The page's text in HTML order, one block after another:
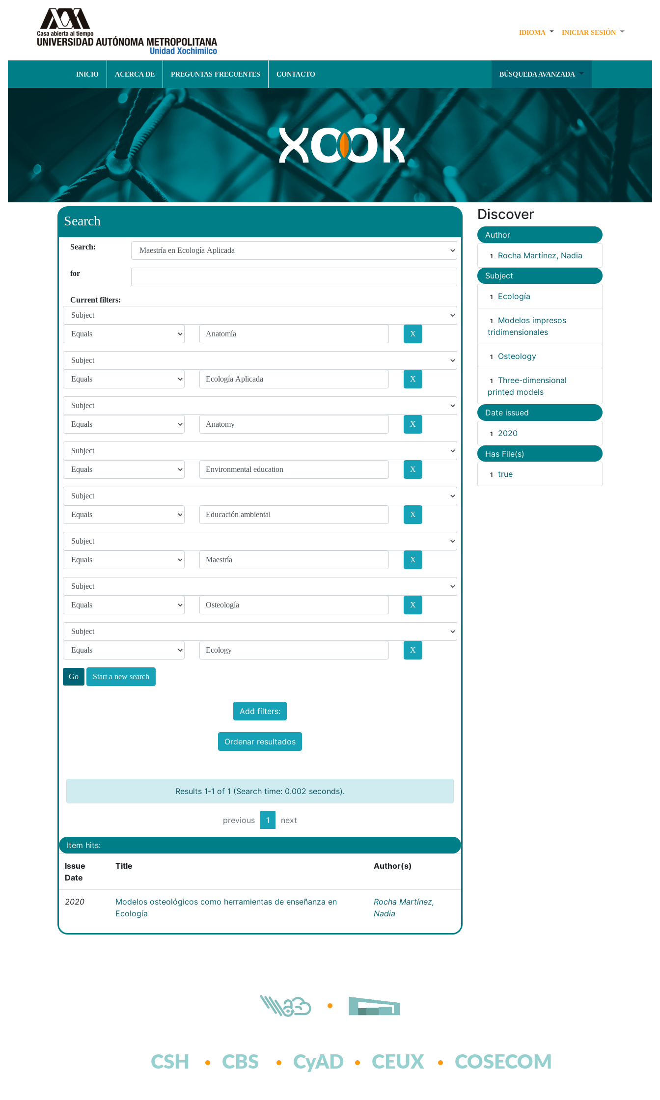
IDIOMA INICIAR SESIÓN
INICIO ACERCA DE PREGUNTAS FRECUENTES CONTACTO BÚSQUEDA AVANZADA
Search
Search:
for
Current filters:
Start a new search
Add filters:
Ordenar resultados
Results 1-1 of 1 (Search time: 0.002 seconds).
previous 1 next
Item hits:
Issue
Date
Title Author(s)
2020
Modelos osteológicos como herramientas de enseñanza en
Ecología
Rocha Martínez,
Nadia
Discover
Author
1 Rocha Martínez, Nadia
Subject
1 Ecología
1
Modelos impresos
tridimensionales
1 Osteology
1
Three-dimensional
printed models
Date issued
1 2020
Has File(s)
1 true
CSH CBS CyAD CEUX COSECOM